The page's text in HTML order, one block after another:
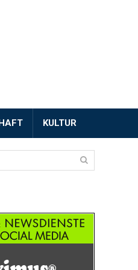
KULTUR